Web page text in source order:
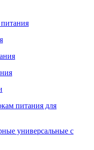
питания для
универсальные с